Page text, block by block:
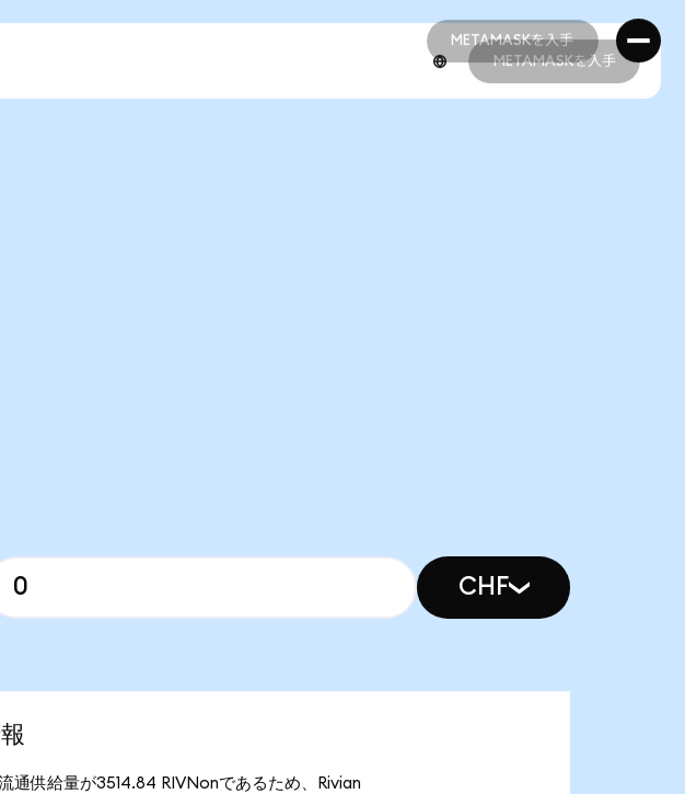
METAMASKを入手
METAMASKを入手
METAMASKを入手
CHF
通供給量が3514.84 RIVNonであるため、Rivian